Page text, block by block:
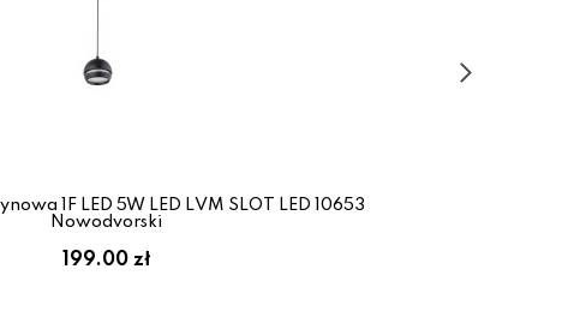
1F LED 5W LED LVM SLOT LED 10653
Nowodvorski
199.00 zł